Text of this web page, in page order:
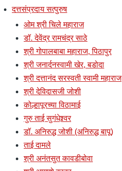
दत्तसंप्रदाय सत्पुरुष
ओम श्री चिले महाराज
डॉ. देवेंद्र रामचंद्र साठे
श्री गोपालबाबा महाराज, पिठापुर
श्री जनार्दनस्वामी खेर, बडोदा
श्री दत्तानंद सरस्वती स्वामी महाराज
श्री देविदासजी जोशी
कोल्हापूरच्या विठामाई
गुरु ताई सुगंधेश्र्वर
डॉ. अनिरुद्ध जोशी (अनिरुद्ध बापू)
ताई दामले
श्री अनंतसुत कावडीबोवा